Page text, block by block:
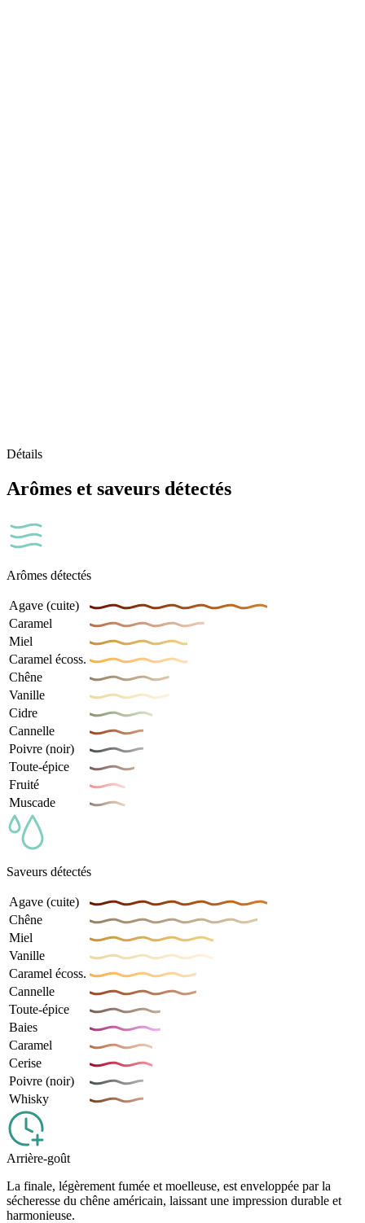
Détails
Arômes et saveurs détectés
Arômes détectés
Agave (cuite)
Caramel
Miel
Caramel écoss.
Chêne
Vanille
Cidre
Cannelle
Poivre (noir)
Toute-épice
Fruité
Muscade
Saveurs détectés
Agave (cuite)
Chêne
Miel
Vanille
Caramel écoss.
Cannelle
Toute-épice
Baies
Caramel
Cerise
Poivre (noir)
Whisky
Arrière-goût
La finale, légèrement fumée et moelleuse, est enveloppée par la
sécheresse du chêne américain, laissant une impression durable et
harmonieuse.